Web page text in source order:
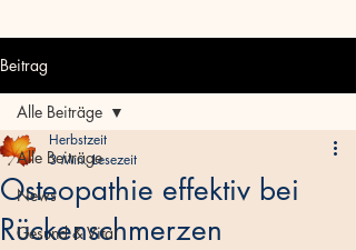
Beitrag
Alle Beiträge
News
Gesund & Vital
Alle Beiträge
Osteopathie effektiv bei
Rückenschmerzen
Herbstzeit
3 Min. Lesezeit